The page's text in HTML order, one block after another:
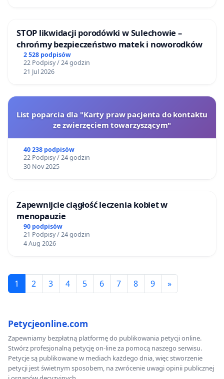
STOP likwidacji porodówki w Sulechowie –
chrońmy bezpieczeństwo matek i noworodków
2 528 podpisów
22 Podpisy / 24 godzin
21 Jul 2026
List poparcia dla "Karty praw pacjenta do kontaktu
ze zwierzęciem towarzyszącym"
40 238 podpisów
22 Podpisy / 24 godzin
30 Nov 2025
Zapewnijcie ciągłość leczenia kobiet w
menopauzie
90 podpisów
21 Podpisy / 24 godzin
4 Aug 2026
1 2 3 4 5 6 7 8 9 »
Petycjeonline.com
Zapewniamy bezpłatną platformę do publikowania petycji online.
Stwórz profesjonalną petycję on-line za pomocą naszego serwisu.
Petycje są publikowane w mediach każdego dnia, więc stworzenie
petycji jest świetnym sposobem, na zwrócenie uwagi opinii publicznej